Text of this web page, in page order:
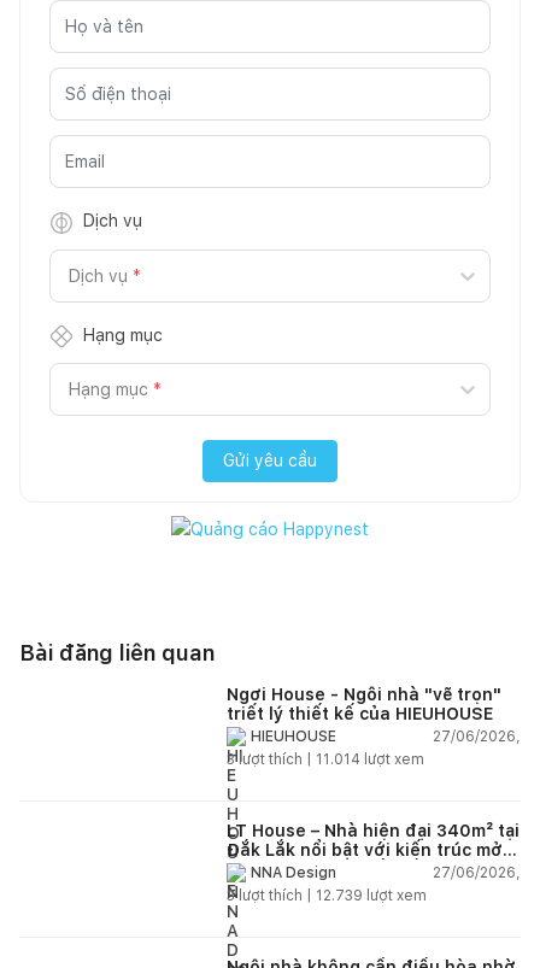
Dịch vụ
Dịch vụ *
Hạng mục
Hạng mục *
Gửi yêu cầu
Bài đăng liên quan
Ngơi House - Ngôi nhà "vẽ trọn"
triết lý thiết kế của HIEUHOUSE
HIEUHOUSE
27/06/2026,
3lượt thích | 11.014 lượt xem
LT House – Nhà hiện đại 340m² tại
Đắk Lắk nổi bật với kiến trúc mở
và hệ sân vườn kết nối thiên
nhiên
NNA Design
27/06/2026,
3lượt thích | 12.739 lượt xem